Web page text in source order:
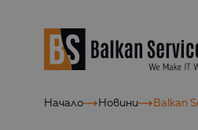
Начало Новини Balkan